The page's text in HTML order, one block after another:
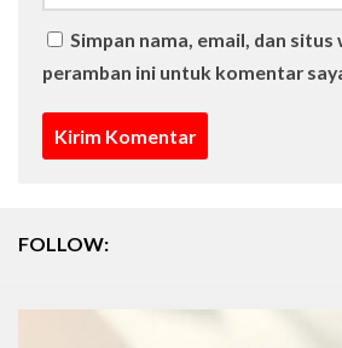
Simpan nama, email, dan situs
peramban ini untuk komentar
FOLLOW: